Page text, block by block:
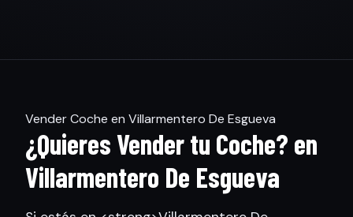
Vender Coche en Villarmentero De Esgueva
¿Quieres Vender tu Coche? en
Villarmentero De Esgueva